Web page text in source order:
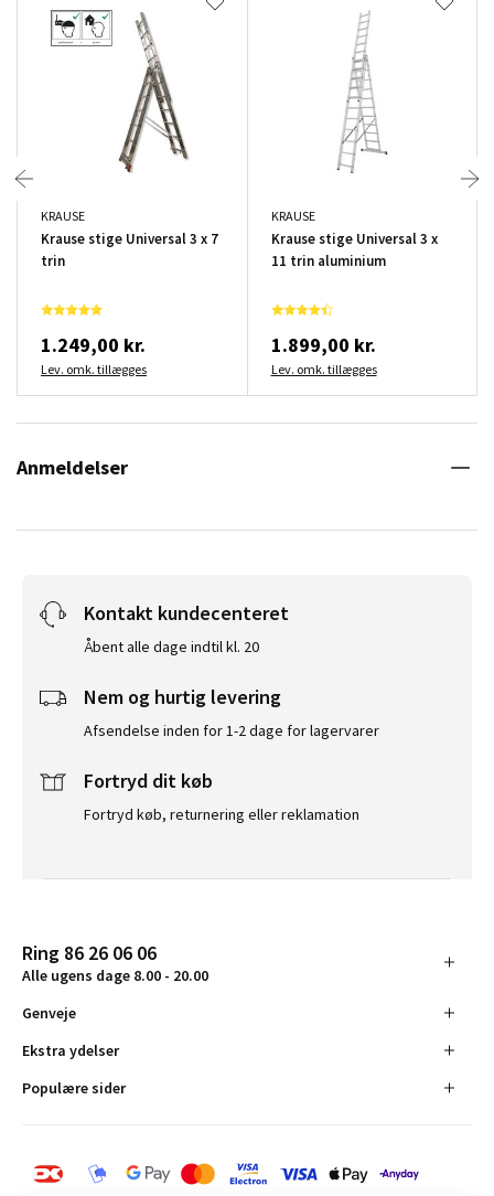
KRAUSE
Krause stige Universal 3 x 7
trin
1.249,00 kr.
Lev. omk. tillægges
KRAUSE
Krause stige Universal 3 x
11 trin aluminium
1.899,00 kr.
Lev. omk. tillægges
Anmeldelser
Kontakt kundecenteret
Åbent alle dage indtil kl. 20
Nem og hurtig levering
Afsendelse inden for 1-2 dage for lagervarer
Fortryd dit køb
Fortryd køb, returnering eller reklamation
Ring 86 26 06 06
Alle ugens dage 8.00 - 20.00
Genveje
Ekstra ydelser
Populære sider